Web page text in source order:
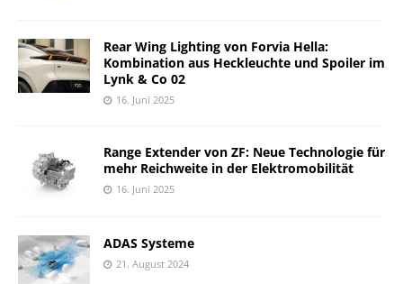
Rear Wing Lighting von Forvia Hella:
Kombination aus Heckleuchte und Spoiler im
Lynk & Co 02
16. Juni 2025
Range Extender von ZF: Neue Technologie für
mehr Reichweite in der Elektromobilität
16. Juni 2025
ADAS Systeme
21. August 2024